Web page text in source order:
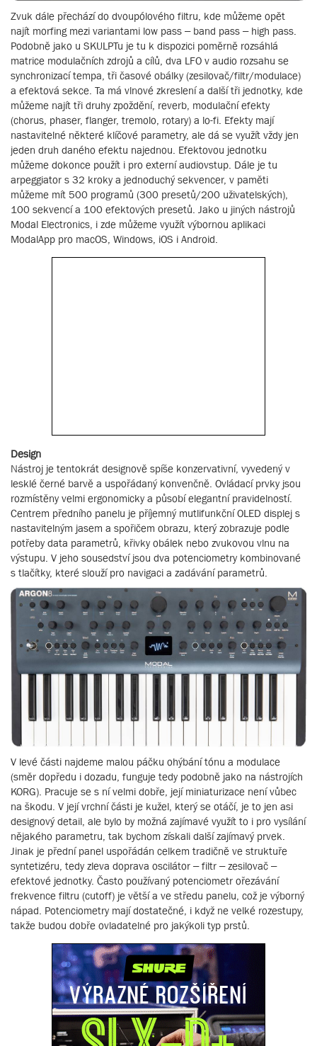
Zvuk dále přechází do dvoupólového filtru, kde můžeme opět
najít morfing mezi variantami low pass – band pass – high pass.
Podobně jako u SKULPTu je tu k dispozici poměrně rozsáhlá
matrice modulačních zdrojů a cílů, dva LFO v audio rozsahu se
synchronizací tempa, tři časové obálky (zesilovač/filtr/modulace)
a efektová sekce. Ta má vlnové zkreslení a další tři jednotky, kde
můžeme najít tři druhy zpoždění, reverb, modulační efekty
(chorus, phaser, flanger, tremolo, rotary) a lo-fi. Efekty mají
nastavitelné některé klíčové parametry, ale dá se využít vždy jen
jeden druh daného efektu najednou. Efektovou jednotku
můžeme dokonce použít i pro externí audiovstup. Dále je tu
arpeggiator s 32 kroky a jednoduchý sekvencer, v paměti
můžeme mít 500 programů (300 presetů/200 uživatelských),
100 sekvencí a 100 efektových presetů. Jako u jiných nástrojů
Modal Electronics, i zde můžeme využít výbornou aplikaci
ModalApp pro macOS, Windows, iOS i Android.
Design
Nástroj je tentokrát designově spíše konzervativní, vyvedený v
lesklé černé barvě a uspořádaný konvenčně. Ovládací prvky jsou
rozmístěny velmi ergonomicky a působí elegantní pravidelností.
Centrem předního panelu je příjemný mutlifunkční OLED displej s
nastavitelným jasem a spořičem obrazu, který zobrazuje podle
potřeby data parametrů, křivky obálek nebo zvukovou vlnu na
výstupu. V jeho sousedství jsou dva potenciometry kombinované
s tlačítky, které slouží pro navigaci a zadávání parametrů.
V levé části najdeme malou páčku ohýbání tónu a modulace
(směr dopředu i dozadu, funguje tedy podobně jako na nástrojích
KORG). Pracuje se s ní velmi dobře, její miniaturizace není vůbec
na škodu. V její vrchní části je kužel, který se otáčí, je to jen asi
designový detail, ale bylo by možná zajímavé využít to i pro vysílání
nějakého parametru, tak bychom získali další zajímavý prvek.
Jinak je přední panel uspořádán celkem tradičně ve struktuře
syntetizéru, tedy zleva doprava oscilátor – filtr – zesilovač –
efektové jednotky. Často používaný potenciometr ořezávání
frekvence filtru (cutoff) je větší a ve středu panelu, což je výborný
nápad. Potenciometry mají dostatečné, i když ne velké rozestupy,
takže budou dobře ovladatelné pro jakýkoli typ prstů.